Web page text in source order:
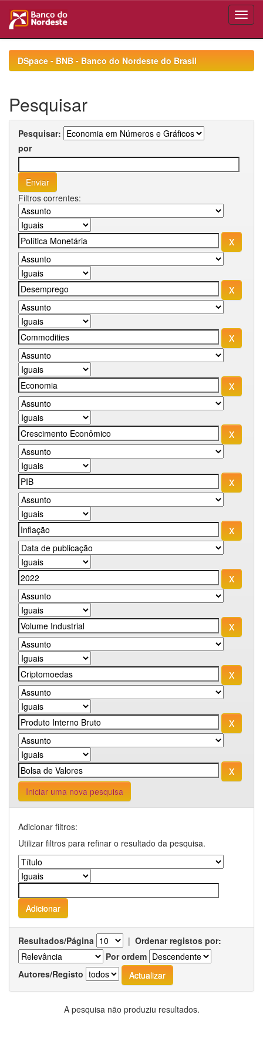
navigationDSpace - BNB - Banco do Nordeste do Brasil
Pesquisar
Pesquisar:
por
Filtros correntes:
Iniciar uma nova pesquisa
Adicionar filtros:
Utilizar filtros para refinar o resultado da pesquisa.
Resultados/Página | Ordenar registos por:
Por ordem
Autores/Registo
A pesquisa não produziu resultados.